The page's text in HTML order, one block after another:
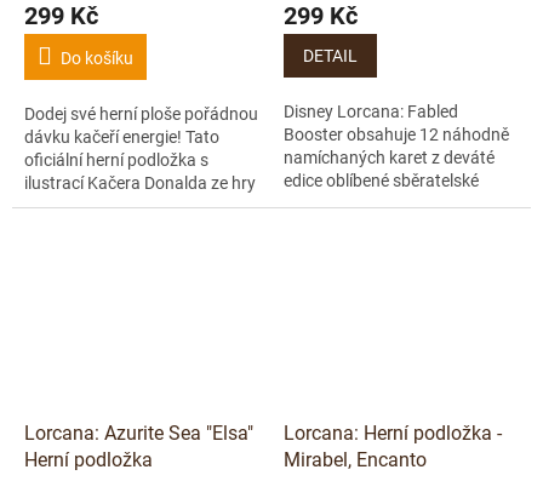
299 Kč
Do košíku
Dodej své herní ploše pořádnou
dávku kačeří energie! Tato
oficiální herní podložka s
ilustrací Kačera Donalda ze hry
Disney Lorcana nejen chrání
299 Kč
DETAIL
Disney Lorcana: Fabled
Booster obsahuje 12 náhodně
namíchaných karet z deváté
edice oblíbené sběratelské
karetní hry od Ravensburgeru.
Lorcana: Azurite Sea "Elsa"
Herní podložka
Lorcana: Herní podložka -
Mirabel, Encanto